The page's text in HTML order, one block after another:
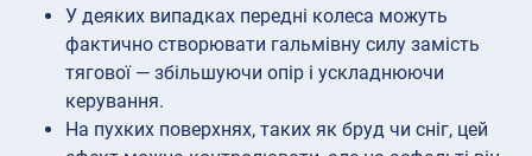
У деяких випадках передні колеса можуть
фактично створювати гальмівну силу замість
тягової — збільшуючи опір і ускладнюючи
керування.
На пухких поверхнях, таких як бруд чи сніг, цей